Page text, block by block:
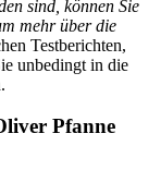
sind, können Sie
mehr über die
Testberichten,
unbedingt in die
Pfanne